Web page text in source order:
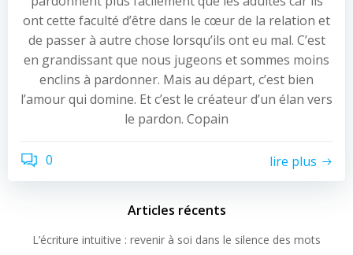
ont cette faculté d’être dans le cœur de la relation et
de passer à autre chose lorsqu’ils ont eu mal. C’est
en grandissant que nous jugeons et sommes moins
enclins à pardonner. Mais au départ, c’est bien
l’amour qui domine. Et c’est le créateur d’un élan vers
le pardon. Copain
0 lire plus
Articles récents
L’écriture intuitive : revenir à soi dans le silence des mots